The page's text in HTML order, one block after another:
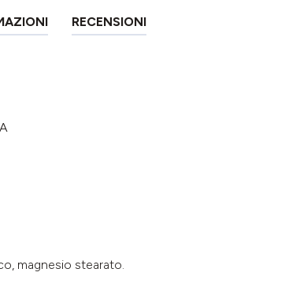
RECENSIONI
magnesio stearato.